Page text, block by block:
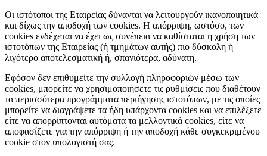
Οι ιστότοποι της Εταιρείας δύνανται να λειτουργούν ικανοποιητικά
και δίχως την αποδοχή των cookies. Η απόρριψη, ωστόσο, των
cookies ενδέχεται να έχει ως συνέπεια να καθίσταται η χρήση των
ιστοτόπων της Εταιρείας (ή τμημάτων αυτής) πιο δύσκολη ή
λιγότερο αποτελεσματική ή, σπανιότερα, αδύνατη.
Εφόσον δεν επιθυμείτε την συλλογή πληροφοριών μέσω των
cookies, μπορείτε να χρησιμοποιήσετε τις ρυθμίσεις που διαθέτουν
τα περισσότερα προγράμματα περιήγησης ιστοτόπων, με τις οποίες
μπορείτε να διαγράψετε τα ήδη υπάρχοντα cookies και να επιλέξετε
είτε να απορρίπτονται αυτόματα τα μελλοντικά cookies, είτε να
αποφασίζετε για την απόρριψη ή την αποδοχή κάθε συγκεκριμένου
cookie στον υπολογιστή σας.